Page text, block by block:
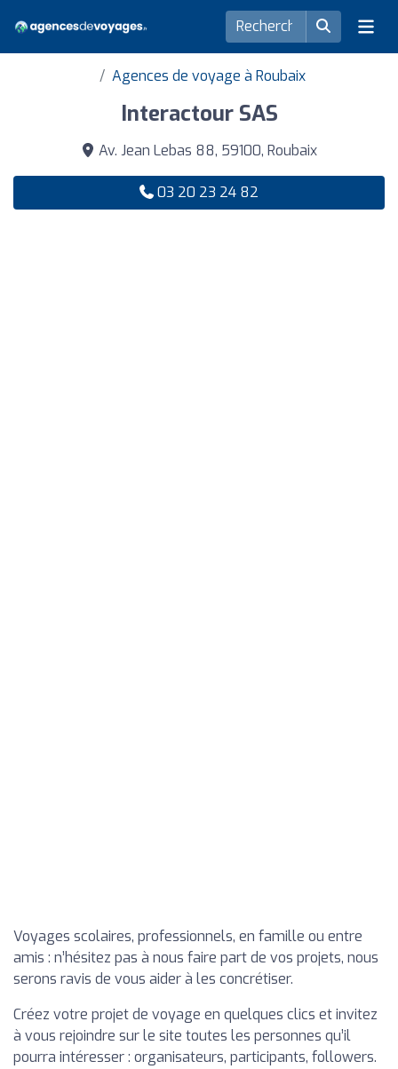
Agences de voyage à Roubaix
Interactour SAS
Av. Jean Lebas 88, 59100, Roubaix
03 20 23 24 82
Voyages scolaires, professionnels, en famille ou entre
amis : n’hésitez pas à nous faire part de vos projets, nous
serons ravis de vous aider à les concrétiser.
Créez votre projet de voyage en quelques clics et invitez
à vous rejoindre sur le site toutes les personnes qu’il
pourra intéresser : organisateurs, participants, followers.